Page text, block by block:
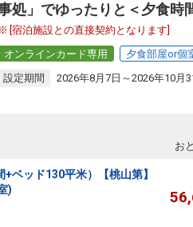
処」でゆったりと＜夕食時
[宿泊施設との直接契約となります]
オンラインカード専用
夕食部屋or個
設定期間
2026年8月7日～2026年10月
お
ベッド130平米）【桃山第】
)